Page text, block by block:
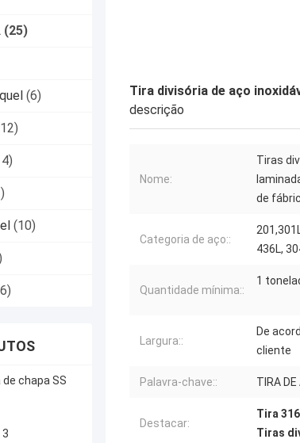
(25)
(6)
(10)
chapa SS
3
Tira divisória de aço
descrição
Nome:
Tiras
de
Categoria de aço::
436L,
Quantidade mínima::
1
Largura::
De
cliente
Palavra-chave:: TIRA DE
Destacar:
Tira
Tiras